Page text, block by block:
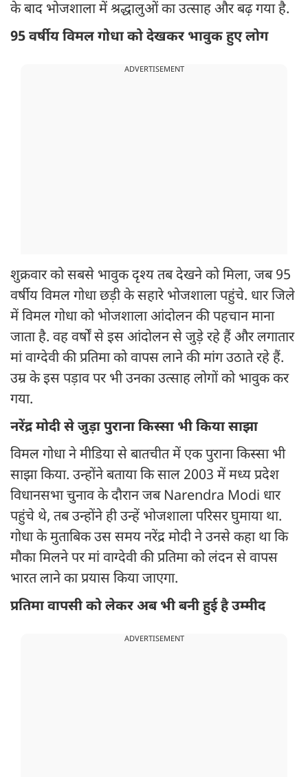
के बाद भोजशाला में श्रद्धालुओं का उत्साह और बढ़ गया है.
95 वर्षीय विमल गोधा को देखकर भावुक हुए लोग
ADVERTISEMENT
शुक्रवार को सबसे भावुक दृश्य तब देखने को मिला, जब 95
वर्षीय विमल गोधा छड़ी के सहारे भोजशाला पहुंचे. धार जिले
में विमल गोधा को भोजशाला आंदोलन की पहचान माना
जाता है. वह वर्षों से इस आंदोलन से जुड़े रहे हैं और लगातार
मां वाग्देवी की प्रतिमा को वापस लाने की मांग उठाते रहे हैं.
उम्र के इस पड़ाव पर भी उनका उत्साह लोगों को भावुक कर
गया.
नरेंद्र मोदी से जुड़ा पुराना किस्सा भी किया साझा
विमल गोधा ने मीडिया से बातचीत में एक पुराना किस्सा भी
साझा किया. उन्होंने बताया कि साल 2003 में मध्य प्रदेश
विधानसभा चुनाव के दौरान जब Narendra Modi धार
पहुंचे थे, तब उन्होंने ही उन्हें भोजशाला परिसर घुमाया था.
गोधा के मुताबिक उस समय नरेंद्र मोदी ने उनसे कहा था कि
मौका मिलने पर मां वाग्देवी की प्रतिमा को लंदन से वापस
भारत लाने का प्रयास किया जाएगा.
प्रतिमा वापसी को लेकर अब भी बनी हुई है उम्मीद
ADVERTISEMENT